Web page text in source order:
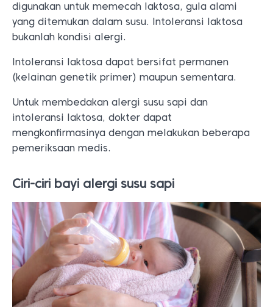
digunakan untuk memecah laktosa, gula alami
yang ditemukan dalam susu. Intoleransi laktosa
bukanlah kondisi alergi.
Intoleransi laktosa dapat bersifat permanen
(kelainan genetik primer) maupun sementara.
Untuk membedakan alergi susu sapi dan
intoleransi laktosa, dokter dapat
mengkonfirmasinya dengan melakukan beberapa
pemeriksaan medis.
Ciri-ciri bayi alergi susu sapi